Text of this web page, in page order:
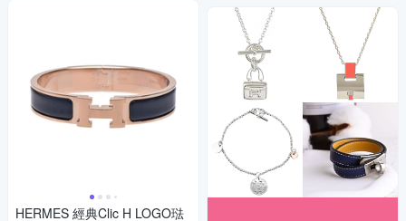
HERMES 經典Clic H LOGO琺